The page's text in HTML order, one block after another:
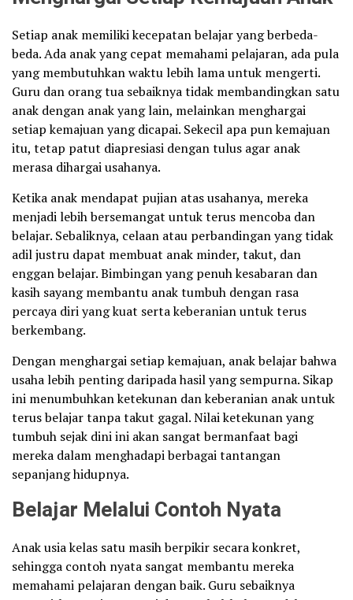
Setiap anak memiliki kecepatan belajar yang berbeda-
beda. Ada anak yang cepat memahami pelajaran, ada pula
yang membutuhkan waktu lebih lama untuk mengerti.
Guru dan orang tua sebaiknya tidak membandingkan satu
anak dengan anak yang lain, melainkan menghargai
setiap kemajuan yang dicapai. Sekecil apa pun kemajuan
itu, tetap patut diapresiasi dengan tulus agar anak
merasa dihargai usahanya.
Ketika anak mendapat pujian atas usahanya, mereka
menjadi lebih bersemangat untuk terus mencoba dan
belajar. Sebaliknya, celaan atau perbandingan yang tidak
adil justru dapat membuat anak minder, takut, dan
enggan belajar. Bimbingan yang penuh kesabaran dan
kasih sayang membantu anak tumbuh dengan rasa
percaya diri yang kuat serta keberanian untuk terus
berkembang.
Dengan menghargai setiap kemajuan, anak belajar bahwa
usaha lebih penting daripada hasil yang sempurna. Sikap
ini menumbuhkan ketekunan dan keberanian anak untuk
terus belajar tanpa takut gagal. Nilai ketekunan yang
tumbuh sejak dini ini akan sangat bermanfaat bagi
mereka dalam menghadapi berbagai tantangan
sepanjang hidupnya.
Belajar Melalui Contoh Nyata
Anak usia kelas satu masih berpikir secara konkret,
sehingga contoh nyata sangat membantu mereka
memahami pelajaran dengan baik. Guru sebaiknya